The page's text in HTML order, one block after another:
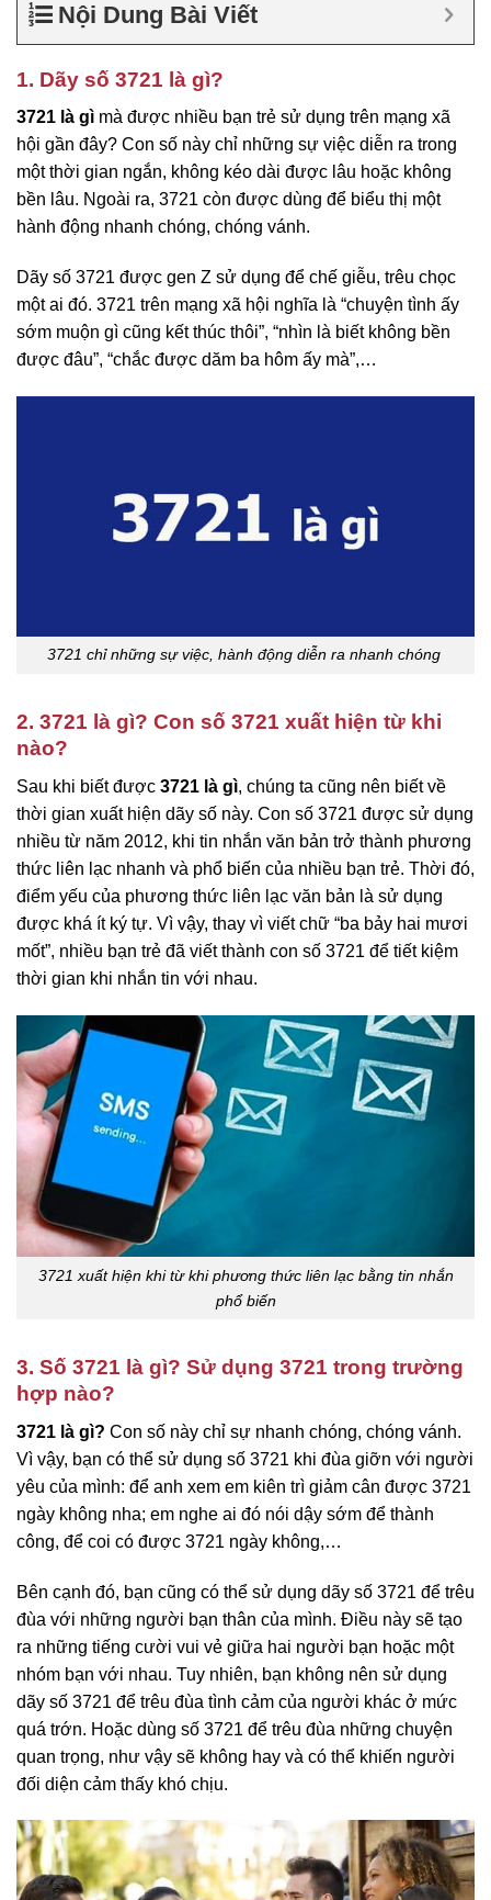
Nội Dung Bài Viết
1. Dãy số 3721 là gì?
3721 là gì mà được nhiều bạn trẻ sử dụng trên mạng xã
hội gần đây? Con số này chỉ những sự việc diễn ra trong
một thời gian ngắn, không kéo dài được lâu hoặc không
bền lâu. Ngoài ra, 3721 còn được dùng để biểu thị một
hành động nhanh chóng, chóng vánh.
Dãy số 3721 được gen Z sử dụng để chế giễu, trêu chọc
một ai đó. 3721 trên mạng xã hội nghĩa là “chuyện tình ấy
sớm muộn gì cũng kết thúc thôi”, “nhìn là biết không bền
được đâu”, “chắc được dăm ba hôm ấy mà”,…
3721 chỉ những sự việc, hành động diễn ra nhanh chóng
2. 3721 là gì? Con số 3721 xuất hiện từ khi
nào?
Sau khi biết được 3721 là gì, chúng ta cũng nên biết về
thời gian xuất hiện dãy số này. Con số 3721 được sử dụng
nhiều từ năm 2012, khi tin nhắn văn bản trở thành phương
thức liên lạc nhanh và phổ biến của nhiều bạn trẻ. Thời đó,
điểm yếu của phương thức liên lạc văn bản là sử dụng
được khá ít ký tự. Vì vậy, thay vì viết chữ “ba bảy hai mươi
mốt”, nhiều bạn trẻ đã viết thành con số 3721 để tiết kiệm
thời gian khi nhắn tin với nhau.
3721 xuất hiện khi từ khi phương thức liên lạc bằng tin nhắn
phổ biến
3. Số 3721 là gì? Sử dụng 3721 trong trường
hợp nào?
3721 là gì? Con số này chỉ sự nhanh chóng, chóng vánh.
Vì vậy, bạn có thể sử dụng số 3721 khi đùa giỡn với người
yêu của mình: để anh xem em kiên trì giảm cân được 3721
ngày không nha; em nghe ai đó nói dậy sớm để thành
công, để coi có được 3721 ngày không,…
Bên cạnh đó, bạn cũng có thể sử dụng dãy số 3721 để trêu
đùa với những người bạn thân của mình. Điều này sẽ tạo
ra những tiếng cười vui vẻ giữa hai người bạn hoặc một
nhóm bạn với nhau. Tuy nhiên, bạn không nên sử dụng
dãy số 3721 để trêu đùa tình cảm của người khác ở mức
quá trớn. Hoặc dùng số 3721 để trêu đùa những chuyện
quan trọng, như vậy sẽ không hay và có thể khiến người
đối diện cảm thấy khó chịu.